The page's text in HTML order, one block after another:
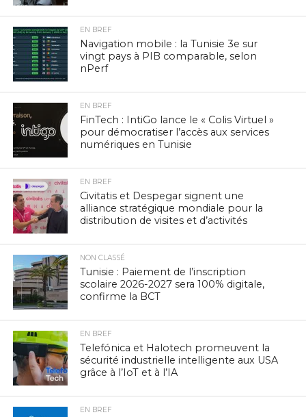
EN BREF
Navigation mobile : la Tunisie 3e sur
vingt pays à PIB comparable, selon
nPerf
EN BREF
FinTech : IntiGo lance le « Colis Virtuel »
pour démocratiser l’accès aux services
numériques en Tunisie
EN BREF
Civitatis et Despegar signent une
alliance stratégique mondiale pour la
distribution de visites et d’activités
NON CLASSÉ
Tunisie : Paiement de l’inscription
scolaire 2026-2027 sera 100% digitale,
confirme la BCT
EN BREF
Telefónica et Halotech promeuvent la
sécurité industrielle intelligente aux USA
grâce à l’IoT et à l’IA
EN BREF